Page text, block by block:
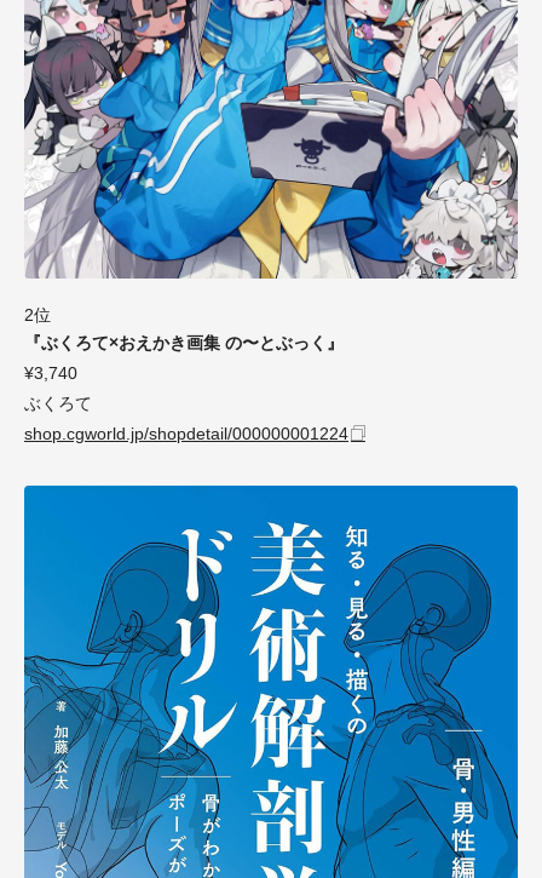
2位
『ぶくろて×おえかき画集 の〜とぶっく』
¥3,740
ぶくろて
shop.cgworld.jp/shopdetail/000000001224